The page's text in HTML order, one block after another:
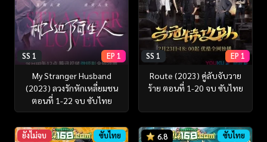
SS 1 EP 1
My Stranger Husband
(2023) ลวงรักหักเหลี่ยมชน
ตอนที่ 1-22 จบ ซับไทย
SS 1 EP 1
Route (2023) คู่ลับจับวาย
ร้าย ตอนที่ 1-20 จบ ซับไทย
ยังไม่จบ ซับไทย 6.8 ซับไทย